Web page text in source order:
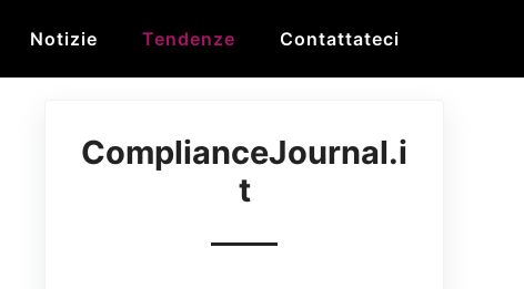
Notizie Tendenze Contattateci
ComplianceJournal.i
t